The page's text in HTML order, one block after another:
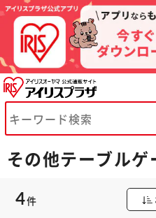
その他テーブルゲ
4件
※ご確認ください
カートに入れる